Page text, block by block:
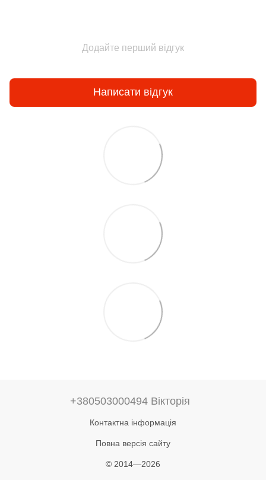
Додайте перший відгук
Написати відгук
+380503000494 Вікторія
Контактна інформація
Повна версія сайту
© 2014—2026